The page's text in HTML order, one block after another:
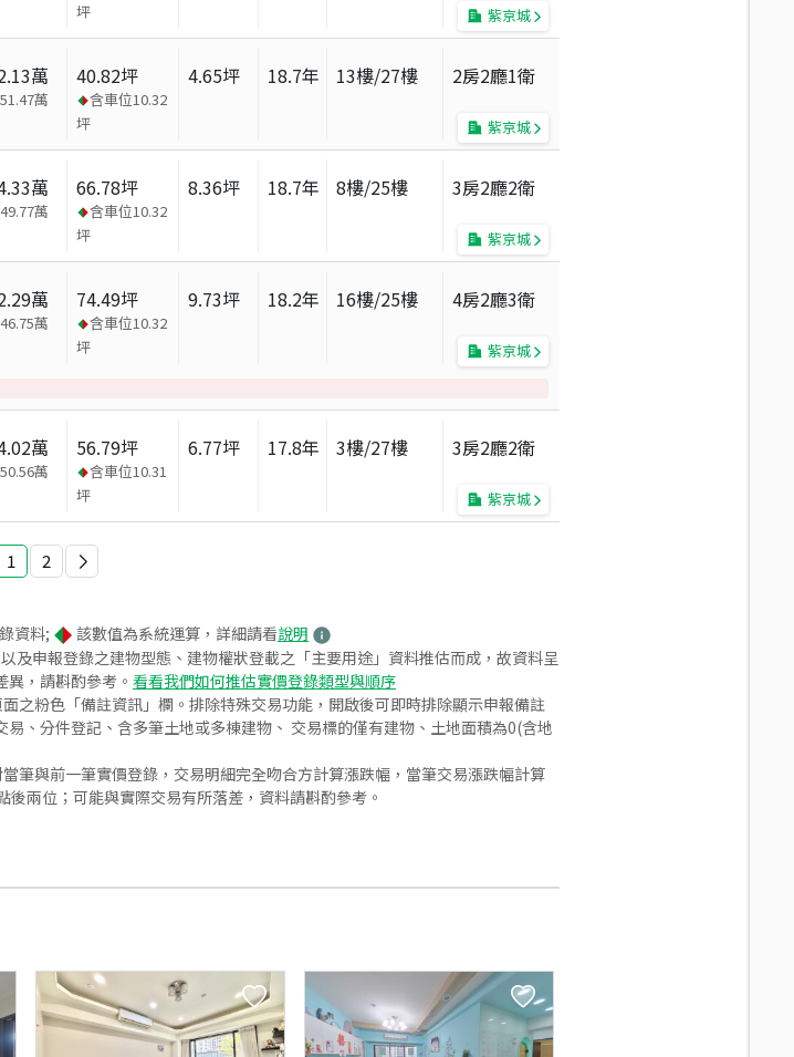
坪
紫京城
萬
51.47萬
40.82坪
含車位10.32
坪
4.65坪 18.7年 13樓/27樓 2房2廳1衛
紫京城
萬
49.77萬
66.78坪
含車位10.32
坪
8.36坪 18.7年 8樓/25樓 3房2廳2衛
紫京城
萬
46.75萬
74.49坪
含車位10.32
坪
9.73坪 18.2年 16樓/25樓 4房2廳3衛
紫京城
萬
50.56萬
56.79坪
含車位10.31
坪
6.77坪 17.8年 3樓/27樓 3房2廳2衛
紫京城
1 2
資料; 該數值為系統運算，詳細請看說明
申報登錄之建物型態、建物權狀登載之「主要用途」資料推估而成，故資料呈
，請斟酌參考。 看看我們如何推估實價登錄類型與順序
之粉色「備註資訊」欄。排除特殊交易功能，開啟後可即時排除顯示申報備註
、分件登記、含多筆土地或多棟建物、 交易標的僅有建物、土地面積為0(含地
筆與前一筆實價登錄，交易明細完全吻合方計算漲跌幅，當筆交易漲跌幅計算
兩位；可能與實際交易有所落差，資料請斟酌參考。